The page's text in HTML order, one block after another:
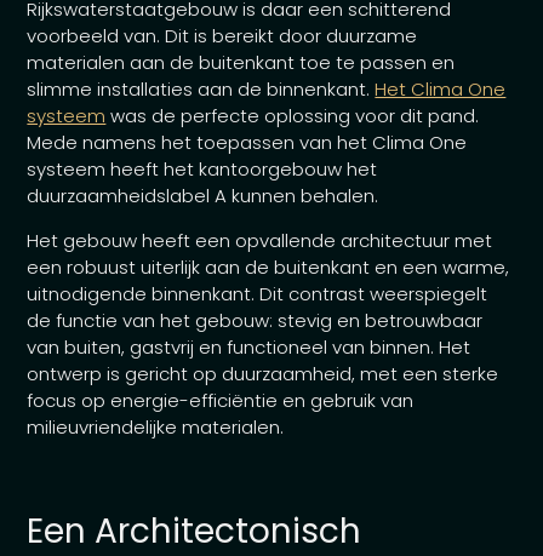
Rijkswaterstaatgebouw is daar een schitterend
voorbeeld van. Dit is bereikt door duurzame
materialen aan de buitenkant toe te passen en
slimme installaties aan de binnenkant.Het Clima One
systeem was de perfecte oplossing voor dit pand.
Mede namens het toepassen van het Clima One
systeem heeft het kantoorgebouw het
duurzaamheidslabel A kunnen behalen.
Het gebouw heeft een opvallende architectuur met
een robuust uiterlijk aan de buitenkant en een warme,
uitnodigende binnenkant. Dit contrast weerspiegelt
de functie van het gebouw: stevig en betrouwbaar
van buiten, gastvrij en functioneel van binnen. Het
ontwerp is gericht op duurzaamheid, met een sterke
focus op energie-efficiëntie en gebruik van
milieuvriendelijke materialen.
Een Architectonisch